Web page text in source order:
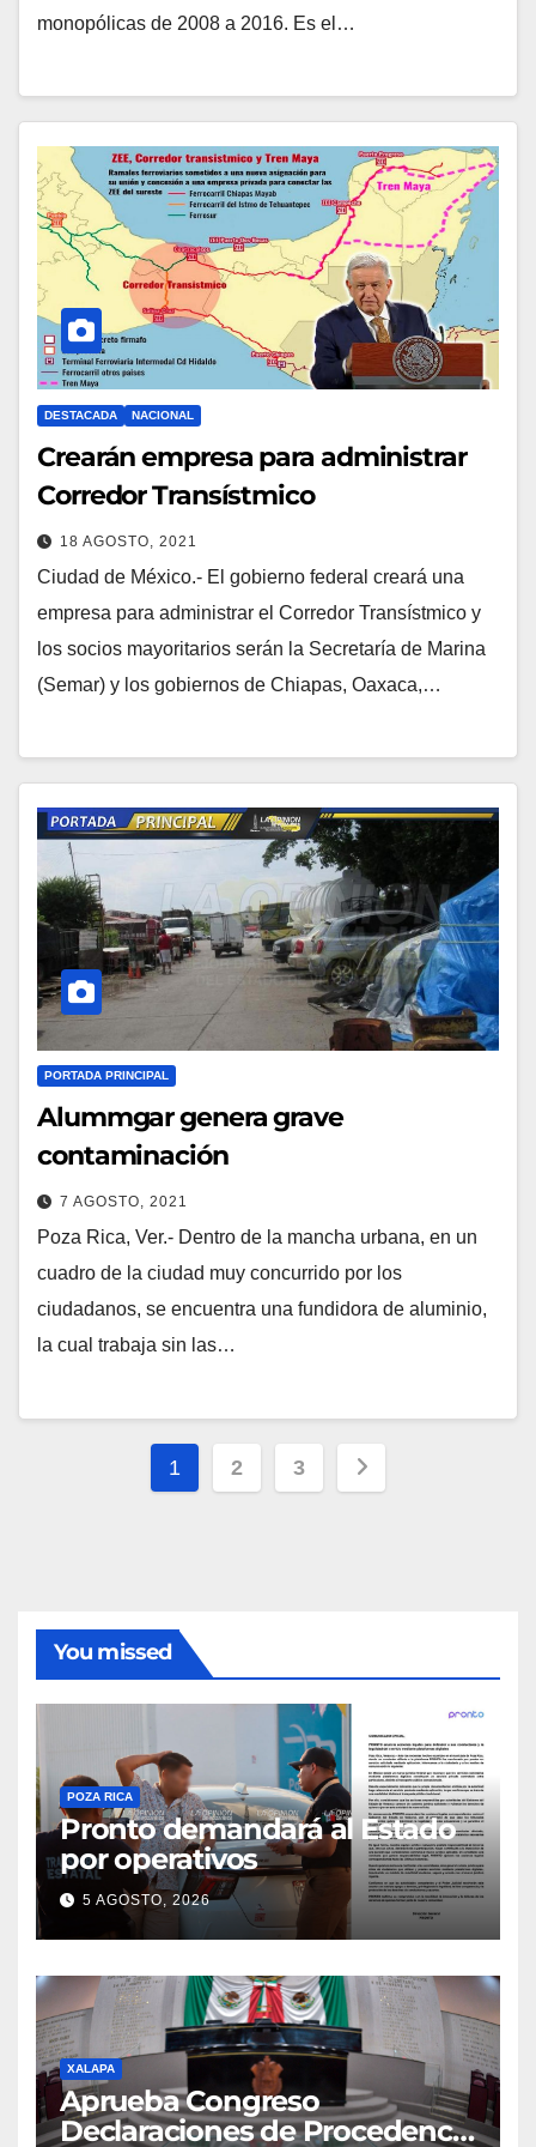
monopólicas de 2008 a 2016. Es el…
DESTACADA NACIONAL
Crearán empresa para administrar
Corredor Transístmico
18 AGOSTO, 2021
Ciudad de México.- El gobierno federal creará una
empresa para administrar el Corredor Transístmico y
los socios mayoritarios serán la Secretaría de Marina
(Semar) y los gobiernos de Chiapas, Oaxaca,…
PORTADA PRINCIPAL
Alummgar genera grave
contaminación
7 AGOSTO, 2021
Poza Rica, Ver.- Dentro de la mancha urbana, en un
cuadro de la ciudad muy concurrido por los
ciudadanos, se encuentra una fundidora de aluminio,
la cual trabaja sin las…
Paginación
1 2 3
You missed
POZA RICA
Pronto demandará al Estado
por operativos
5 AGOSTO, 2026
XALAPA
Aprueba Congreso
Declaraciones de Procedencia